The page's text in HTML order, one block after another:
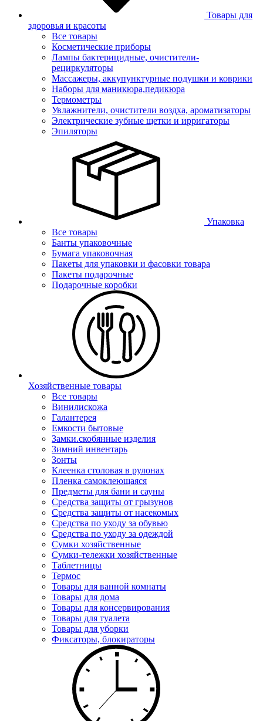
Товары для
здоровья и красоты
Все товары
Косметические приборы
Лампы бактерицидные, очистители-
рециркуляторы
Массажеры, аккупунктурные подушки и коврики
Наборы для маникюра,педикюра
Термометры
Увлажнители, очистители воздха, ароматизаторы
Электрические зубные щетки и ирригаторы
Эпиляторы
Упаковка
Все товары
Банты упаковочные
Бумага упаковочная
Пакеты для упаковки и фасовки товара
Пакеты подарочные
Подарочные коробки
Хозяйственные товары
Все товары
Винилискожа
Галантерея
Емкости бытовые
Замки.скобянные изделия
Зимний инвентарь
Зонты
Клеенка столовая в рулонах
Пленка самоклеющаяся
Предметы для бани и сауны
Средства защиты от грызунов
Средства защиты от насекомых
Средства по уходу за обувью
Средства по уходу за одеждой
Сумки хозяйственные
Сумки-тележки хозяйственные
Таблетницы
Термос
Товары для ванной комнаты
Товары для дома
Товары для консервирования
Товары для туалета
Товары для уборки
Фиксаторы, блокираторы